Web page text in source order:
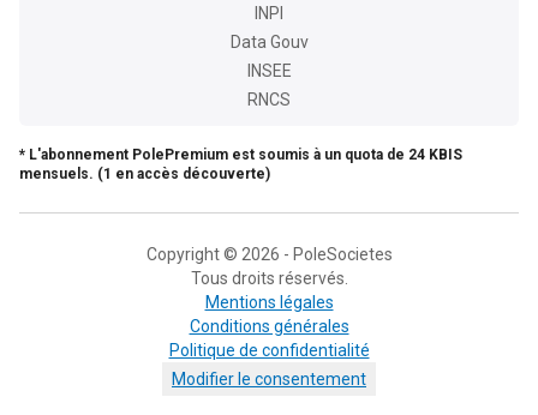
INPI
Data Gouv
INSEE
RNCS
* L'abonnement PolePremium est soumis à un quota de 24 KBIS
mensuels. (1 en accès découverte)
Copyright © 2026 - PoleSocietes
Tous droits réservés.
Mentions légales
Conditions générales
Politique de confidentialité
Modifier le consentement